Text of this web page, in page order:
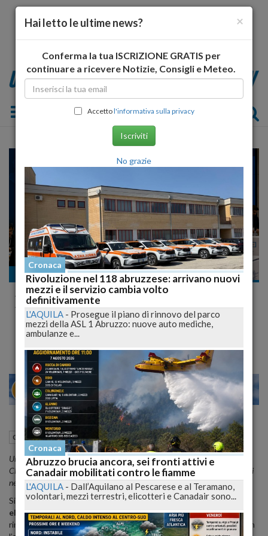
Toggle navigation
Cronaca
Abruzzo al voto, verdetti e sorprese: Chieti
verso il ballottaggio, Avezzano premia Di
Pangrazio
28 30 VENEZIA
Cronaca L'Aquila (AQ) 25 Maggio 2026 20:05
Urne chiuse nei 60 comuni abruzzesi chiamati al voto: Legnini avanti a
Chieti, Di Pangrazio vicino alla conferma ad Avezzano, primi sindaci eletti
nei piccoli centri.
Si chiudono le urne e si apre la fase decisiva dellospoglioper le
elezioni comunali in Abruzzo 2026. Sono60 i comunichiamati al
rinnovo dei consigli comunali nella tornata del24 e 25 maggio, con
×
Hai letto le ultime news?
Conferma la tua ISCRIZIONE GRATIS per
continuare a ricevere Notizie, Consigli e Meteo.
Accettol'informativa sulla privacy
Iscriviti
No grazie
Cronaca
Rivoluzione nel 118 abruzzese: arrivano nuovi
mezzi e il servizio cambia volto
definitivamente
L'AQUILA - Prosegue il piano di rinnovo del parco
mezzi della ASL 1 Abruzzo: nuove auto mediche,
ambulanze e...
Cronaca
Abruzzo brucia ancora, sei fronti attivi e
Canadair mobilitati contro le fiamme
L'AQUILA - Dall’Aquilano al Pescarese e al Teramano,
volontari, mezzi terrestri, elicotteri e Canadair sono...